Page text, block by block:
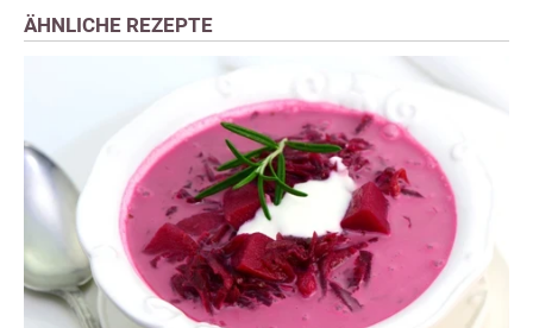
ÄHNLICHE REZEPTE